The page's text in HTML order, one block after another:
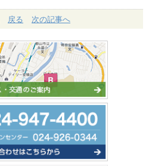
戻る 次の記事へ